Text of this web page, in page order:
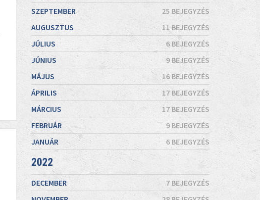
SZEPTEMBER
25 BEJEGYZÉS
AUGUSZTUS
11 BEJEGYZÉS
JÚLIUS
6 BEJEGYZÉS
JÚNIUS
9 BEJEGYZÉS
MÁJUS
16 BEJEGYZÉS
ÁPRILIS
17 BEJEGYZÉS
MÁRCIUS
17 BEJEGYZÉS
FEBRUÁR
9 BEJEGYZÉS
JANUÁR
6 BEJEGYZÉS
2022
DECEMBER
7 BEJEGYZÉS